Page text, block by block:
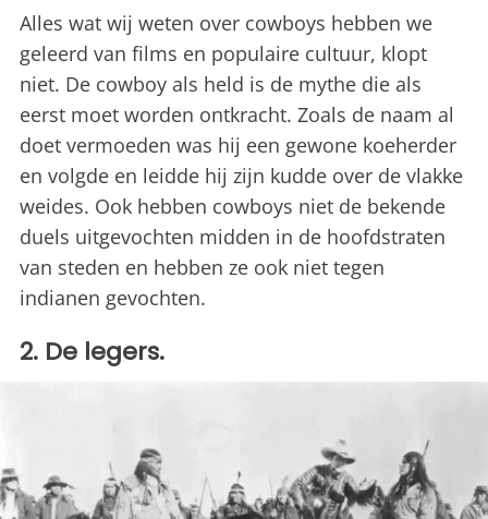
Alles wat wij weten over cowboys hebben we
geleerd van films en populaire cultuur, klopt
niet. De cowboy als held is de mythe die als
eerst moet worden ontkracht. Zoals de naam al
doet vermoeden was hij een gewone koeherder
en volgde en leidde hij zijn kudde over de vlakke
weides. Ook hebben cowboys niet de bekende
duels uitgevochten midden in de hoofdstraten
van steden en hebben ze ook niet tegen
indianen gevochten.
2. De legers.